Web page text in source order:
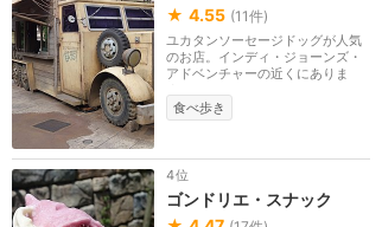
★ 4.55 (11件)
ユカタンソーセージドッグが人気
のお店。インディ・ジョーンズ・
アドベンチャーの近くにありま
食べ歩き
4位
ゴンドリエ・スナック